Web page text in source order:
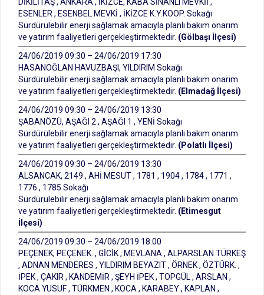
ESENLER , ESENBEL MEVKİ , İKİZCE K.Y.KOOP. Sokağı
Sürdürülebilir enerji sağlamak amacıyla planlı bakım onarım
ve yatırım faaliyetleri gerçekleştirmektedir. (Gölbaşı İlçesi)
24/06/2019 09:30 – 24/06/2019 17:30
HASANOĞLAN HAVUZBAŞI, YILDIRIM Sokağı
Sürdürülebilir enerji sağlamak amacıyla planlı bakım onarım
ve yatırım faaliyetleri gerçekleştirmektedir. (Elmadağ İlçesi)
24/06/2019 09:30 – 24/06/2019 13:30
ŞABANÖZÜ, AŞAĞI 2 , AŞAĞI 1 , YENİ Sokağı
Sürdürülebilir enerji sağlamak amacıyla planlı bakım onarım
ve yatırım faaliyetleri gerçekleştirmektedir. (Polatlı İlçesi)
24/06/2019 09:30 – 24/06/2019 13:30
ALSANCAK, 2149 , AHİ MESUT , 1781 , 1904 , 1784 , 1771 ,
1776 , 1785 Sokağı
Sürdürülebilir enerji sağlamak amacıyla planlı bakım onarım
ve yatırım faaliyetleri gerçekleştirmektedir. (Etimesgut
İlçesi)
24/06/2019 09:30 – 24/06/2019 18:00
PEÇENEK, PEÇENEK. , GİCİK , MEVLANA , ALPARSLAN TÜRKEŞ
, ADNAN MENDERES , YILDIRIM BEYAZIT , ÖRNEK , ÖZTÜRK. ,
İPEK , ÇAKIR , KANDEMİR , ŞEYH İPEK , TOPGÜL , ARSLAN ,
KOCA YUSUF , TÜRKMEN , KOCA , KARABEY , KAPLAN ,